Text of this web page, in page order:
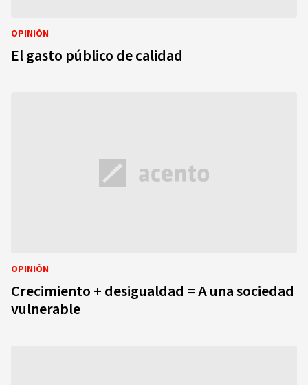
OPINIÓN
El gasto público de calidad
OPINIÓN
Crecimiento + desigualdad = A una sociedad
vulnerable